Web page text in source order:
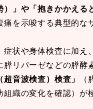
）」や「抱きかかえる
痛を示唆する典型的な
症状や身体検査に加え、
膵リパーゼなどの膵酵
超音波検査）検査」
（
組織の変化を確認）が